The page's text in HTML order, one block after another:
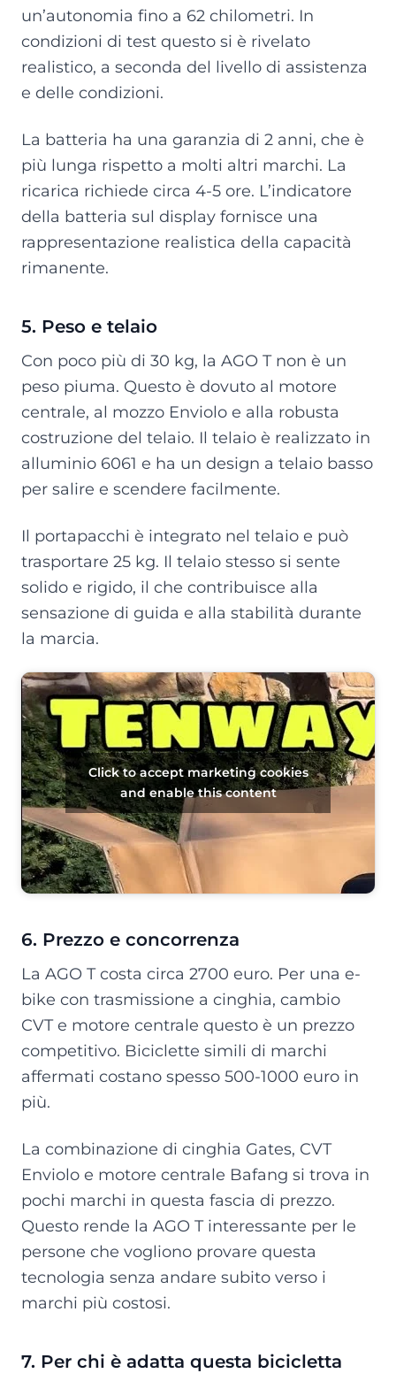
un’autonomia fino a 62 chilometri. In
condizioni di test questo si è rivelato
realistico, a seconda del livello di assistenza
e delle condizioni.
La batteria ha una garanzia di 2 anni, che è
più lunga rispetto a molti altri marchi. La
ricarica richiede circa 4-5 ore. L’indicatore
della batteria sul display fornisce una
rappresentazione realistica della capacità
rimanente.
5. Peso e telaio
Con poco più di 30 kg, la AGO T non è un
peso piuma. Questo è dovuto al motore
centrale, al mozzo Enviolo e alla robusta
costruzione del telaio. Il telaio è realizzato in
alluminio 6061 e ha un design a telaio basso
per salire e scendere facilmente.
Il portapacchi è integrato nel telaio e può
trasportare 25 kg. Il telaio stesso si sente
solido e rigido, il che contribuisce alla
sensazione di guida e alla stabilità durante
la marcia.
Click to accept marketing cookies
and enable this content
6. Prezzo e concorrenza
La AGO T costa circa 2700 euro. Per una e-
bike con trasmissione a cinghia, cambio
CVT e motore centrale questo è un prezzo
competitivo. Biciclette simili di marchi
affermati costano spesso 500-1000 euro in
più.
La combinazione di cinghia Gates, CVT
Enviolo e motore centrale Bafang si trova in
pochi marchi in questa fascia di prezzo.
Questo rende la AGO T interessante per le
persone che vogliono provare questa
tecnologia senza andare subito verso i
marchi più costosi.
7. Per chi è adatta questa bicicletta